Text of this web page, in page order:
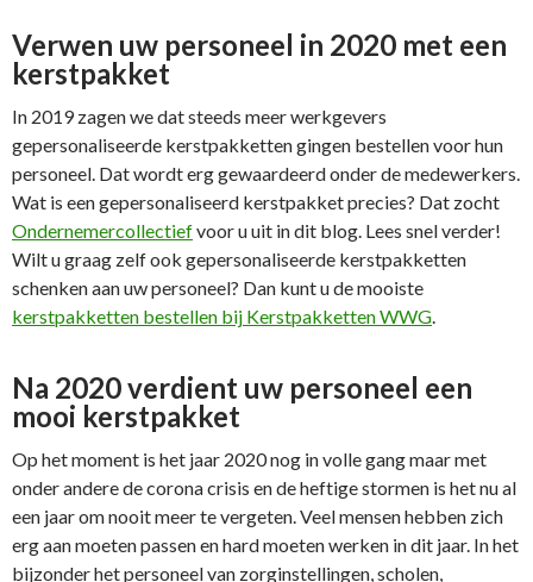
Verwen uw personeel in 2020 met een
kerstpakket
In 2019 zagen we dat steeds meer werkgevers
gepersonaliseerde kerstpakketten gingen bestellen voor hun
personeel. Dat wordt erg gewaardeerd onder de medewerkers.
Wat is een gepersonaliseerd kerstpakket precies? Dat zocht
Ondernemercollectiefvoor u uit in dit blog. Lees snel verder!
Wilt u graag zelf ook gepersonaliseerde kerstpakketten
schenken aan uw personeel? Dan kunt u de mooiste
kerstpakketten bestellen bij Kerstpakketten WWG.
Na 2020 verdient uw personeel een
mooi kerstpakket
Op het moment is het jaar 2020 nog in volle gang maar met
onder andere de corona crisis en de heftige stormen is het nu al
een jaar om nooit meer te vergeten. Veel mensen hebben zich
erg aan moeten passen en hard moeten werken in dit jaar. In het
bijzonder het personeel van zorginstellingen, scholen,